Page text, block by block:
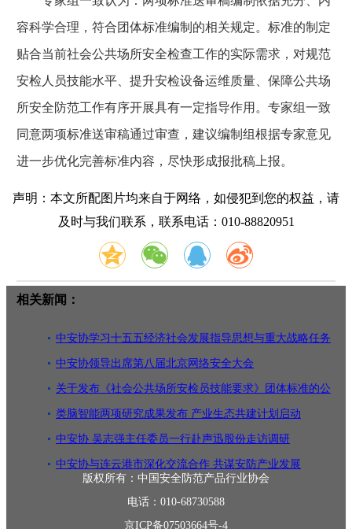
容科学合理，符合团体标准编制的相关规定。标准的制定
贴合当前社会公共场所安全检查工作的实际需求，对规范
安检人员技能水平、提升安检设备运维质量、保障公共场
所安全防范工作有序开展具有一定指导作用。专家组一致
同意两项标准送审稿通过审查，建议编制组根据专家意见
进一步优化完善标准内容，尽快形成报批稿上报。
声明：本文所配图片均来自于网络，如侵犯到您的权益，请
及时与我们联系，联系电话：010-88820951
相关新闻：
中安协学习十五五经济社会发展指导思想与重大战略任务
中安协领导出席第八届北京网络安全大会
关于发布《社会公共场所安检员技能要求》团体标准的公
告
类脑智能两项研究成果发布 产业生态共建计划启动
中安协 吴志强主任委员一行赴声迅股份走访调研
中安协与连云港市深化交流合作 共谋安防产业发展
版权所有：中国安全防范产品行业协会
电话：010-68730588
京ICP备07503664号-4